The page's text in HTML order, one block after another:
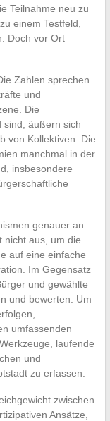
Teilnahme neu zu
einem Testfeld,
Doch vor Ort
Zahlen sprechen
und
Die
sind, äußern sich
von Kollektiven. Die
manchmal in der
insbesondere
genauer an:
nicht aus, um die
auf eine einfache
Im Gegensatz
und gewählte
und bewerten. Um
umfassenden
laufende
und
zu erfassen.
zwischen
Ansätze,